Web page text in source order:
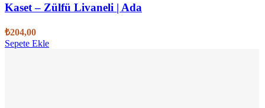
Kaset – Zülfü Livaneli | Ada
₺204,00
Sepete Ekle